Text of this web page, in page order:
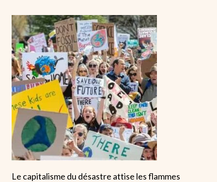
Le capitalisme du désastre attise les flammes